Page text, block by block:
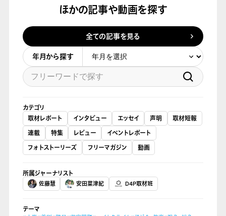
ほかの記事や動画を探す
全ての記事を見る
年月から探す
カテゴリ
取材レポート
インタビュー エッセイ 声明
取材短報
連載
特集 レビュー
イベントレポート
フォトストーリーズ
フリーマガジン 動画
所属ジャーナリスト
佐藤慧 安田菜津紀 D4P取材班
テーマ